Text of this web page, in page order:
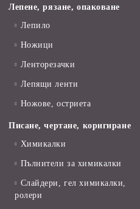
Лепене, рязане, опаковане
Лепило
Ножици
Ленторезачки
Лепящи ленти
Ножове, остриета
Писане, чертане, коригиране
Химикалки
Пълнители за химикалки
Слайдери, гел химикалки,
ролери